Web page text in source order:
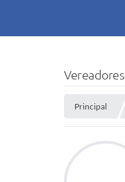
Vereadores
Principal